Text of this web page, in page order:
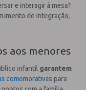
e interagir à mesa?
de integração,
aos menores
infantil garantem
comemorativas para